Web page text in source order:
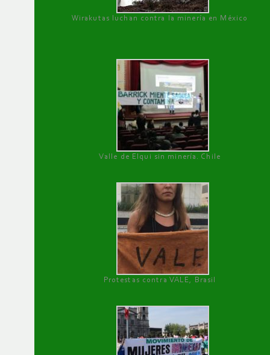
Wirakutas luchan contra la minería en México
Valle de Elqui sin minería. Chile
Protestas contra VALE, Brasil